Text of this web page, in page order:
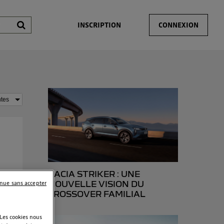
INSCRIPTION CONNEXION
DACIA STRIKER : UNE
NOUVELLE VISION DU
CROSSOVER FAMILIAL
cookies nous
sans accepter